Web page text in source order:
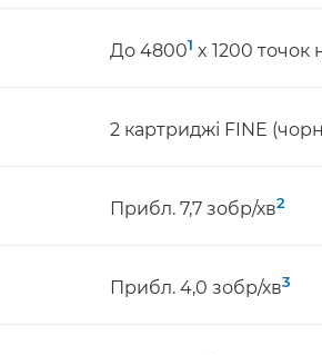
До 48001 x 1200 точок
2 картриджі FINE
Прибл. 7,7 зобр/хв2
Прибл. 4,0 зобр/хв3